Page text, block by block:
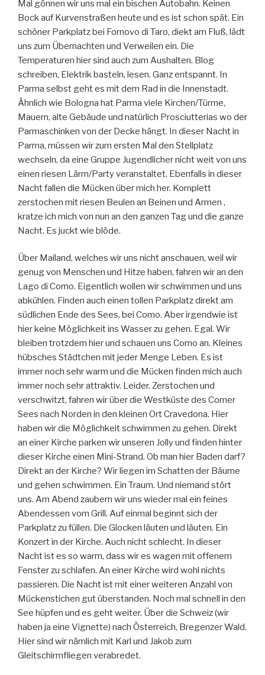
Mal gönnen wir uns mal ein bischen Autobahn. Keinen
Bock auf Kurvenstraßen heute und es ist schon spät. Ein
schöner Parkplatz bei Fornovo di Taro, diekt am Fluß, lädt
uns zum Übernachten und Verweilen ein. Die
Temperaturen hier sind auch zum Aushalten. Blog
schreiben, Elektrik basteln, lesen. Ganz entspannt. In
Parma selbst geht es mit dem Rad in die Innenstadt.
Ähnlich wie Bologna hat Parma viele Kirchen/Türme,
Mauern, alte Gebäude und natürlich Prosciutterias wo der
Parmaschinken von der Decke hängt. In dieser Nacht in
Parma, müssen wir zum ersten Mal den Stellplatz
wechseln, da eine Gruppe Jugendlicher nicht weit von uns
einen riesen Lärm/Party veranstaltet. Ebenfalls in dieser
Nacht fallen die Mücken über mich her. Komplett
zerstochen mit riesen Beulen an Beinen und Armen ,
kratze ich mich von nun an den ganzen Tag und die ganze
Nacht. Es juckt wie blöde.
Über Mailand, welches wir uns nicht anschauen, weil wir
genug von Menschen und Hitze haben, fahren wir an den
Lago di Como. Eigentlich wollen wir schwimmen und uns
abkühlen. Finden auch einen tollen Parkplatz direkt am
südlichen Ende des Sees, bei Como. Aber irgendwie ist
hier keine Möglichkeit ins Wasser zu gehen. Egal. Wir
bleiben trotzdem hier und schauen uns Como an. Kleines
hübsches Städtchen mit jeder Menge Leben. Es ist
immer noch sehr warm und die Mücken finden mich auch
immer noch sehr attraktiv. Leider. Zerstochen und
verschwitzt, fahren wir über die Westküste des Comer
Sees nach Norden in den kleinen Ort Cravedona. Hier
haben wir die Möglichkeit schwimmen zu gehen. Direkt
an einer Kirche parken wir unseren Jolly und finden hinter
dieser Kirche einen Mini-Strand. Ob man hier Baden darf?
Direkt an der Kirche? Wir liegen im Schatten der Bäume
und gehen schwimmen. Ein Traum. Und niemand stört
uns. Am Abend zaubern wir uns wieder mal ein feines
Abendessen vom Grill. Auf einmal beginnt sich der
Parkplatz zu füllen. Die Glocken läuten und läuten. Ein
Konzert in der Kirche. Auch nicht schlecht. In dieser
Nacht ist es so warm, dass wir es wagen mit offenem
Fenster zu schlafen. An einer Kirche wird wohl nichts
passieren. Die Nacht ist mit einer weiteren Anzahl von
Mückenstichen gut überstanden. Noch mal schnell in den
See hüpfen und es geht weiter. Über die Schweiz (wir
haben ja eine Vignette) nach Österreich, Bregenzer Wald.
Hier sind wir nämlich mit Karl und Jakob zum
Gleitschirmfliegen verabredet.